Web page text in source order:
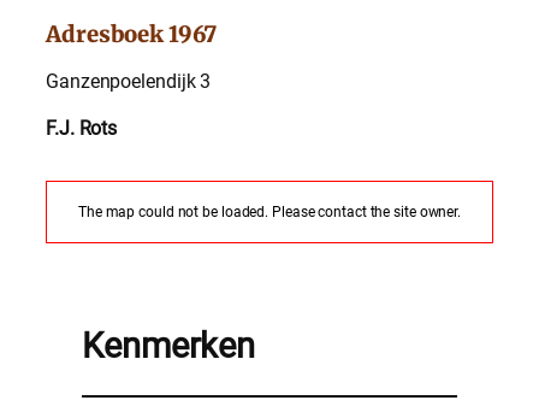
Adresboek 1967
Ganzenpoelendijk 3
F.J. Rots
The map could not be loaded. Please contact the site owner.
Kenmerken